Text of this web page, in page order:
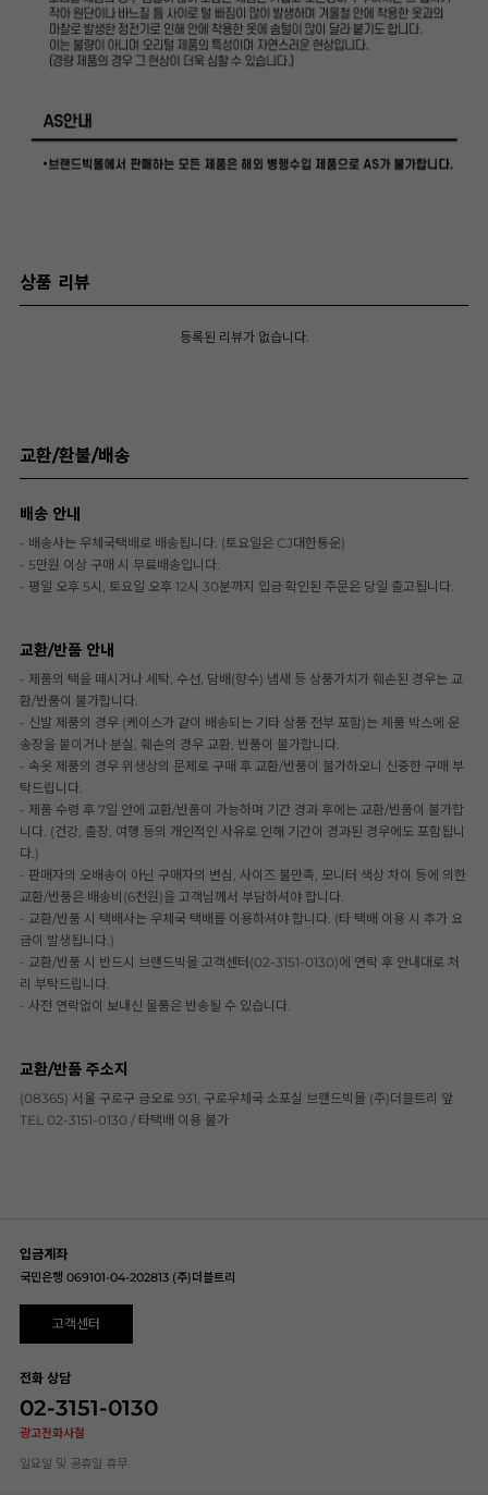
상품 리뷰
등록된 리뷰가 없습니다.
교환/환불/배송
배송 안내
- 배송사는 우체국택배로 배송됩니다. (토요일은 CJ대한통운)
- 5만원 이상 구매 시 무료배송입니다.
- 평일 오후 5시, 토요일 오후 12시 30분까지 입금 확인된 주문은 당일 출고됩니다.
교환/반품 안내
- 제품의 택을 떼시거나 세탁, 수선, 담배(향수) 냄새 등 상품가치가 훼손된 경우는 교
환/반품이 불가합니다.
- 신발 제품의 경우 (케이스가 같이 배송되는 기타 상품 전부 포함)는 제품 박스에 운
송장을 붙이거나 분실, 훼손의 경우 교환, 반품이 불가합니다.
- 속옷 제품의 경우 위생상의 문제로 구매 후 교환/반품이 불가하오니 신중한 구매 부
탁드립니다.
- 제품 수령 후 7일 안에 교환/반품이 가능하며 기간 경과 후에는 교환/반품이 불가합
니다. (건강, 출장, 여행 등의 개인적인 사유로 인해 기간이 경과된 경우에도 포함됩니
다.)
- 판매자의 오배송이 아닌 구매자의 변심, 사이즈 불만족, 모니터 색상 차이 등에 의한
교환/반품은 배송비(6천원)을 고객님께서 부담하셔야 합니다.
- 교환/반품 시 택배사는 우체국 택배를 이용하셔야 합니다. (타 택배 이용 시 추가 요
금이 발생됩니다.)
- 교환/반품 시 반드시 브랜드빅몰 고객센터(02-3151-0130)에 연락 후 안내대로 처
리 부탁드립니다.
- 사전 연락없이 보내신 물품은 반송될 수 있습니다.
교환/반품 주소지
(08365) 서울 구로구 금오로 931, 구로우체국 소포실 브랜드빅몰 (주)더블트리 앞
TEL 02-3151-0130 / 타택배 이용 불가
입금계좌
국민은행 069101-04-202813 (주)더블트리
고객센터
전화 상담
02-3151-0130
광고전화사절
일요일 및 공휴일 휴무